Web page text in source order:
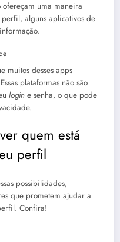
ofereçam uma maneira
alguns aplicativos de
muitos desses apps
plataformas não são
login e senha, o que pode
quem está
perfil
possibilidades,
que prometem ajudar a
Confira!